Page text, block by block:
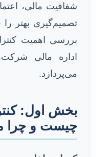
شفافیت مالی،
تصمیم‌گیری بهتر را
بررسی اهمیت
اداره مالی
می‌پردازد.
بخش اول:
چیست و چرا